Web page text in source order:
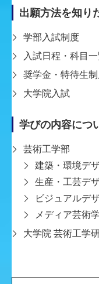
出願方法を知り
学部入試制度
入試日程・科目
奨学金・特待生
大学院入試
学びの内容につ
芸術工学部
建築・環境デ
生産・工芸デ
ビジュアルデ
メディア芸術
大学院 芸術工学
2026-08-05
【展示のお知らせ